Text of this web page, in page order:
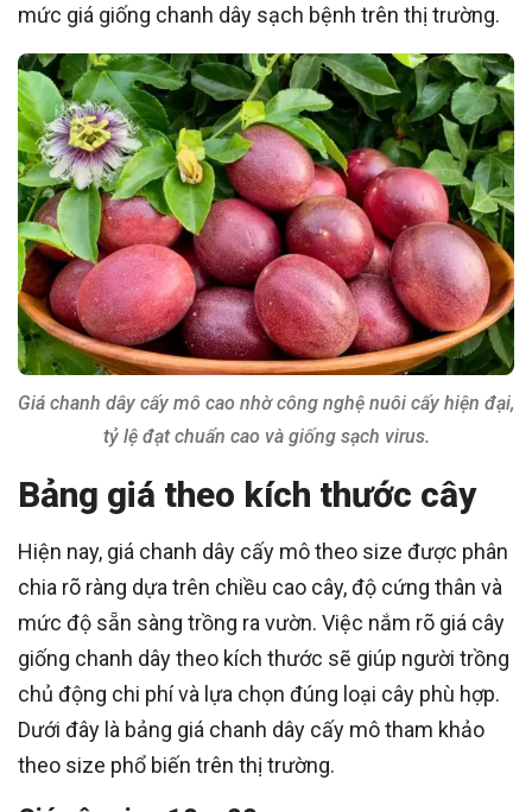
mức giá giống chanh dây sạch bệnh trên thị trường.
Giá chanh dây cấy mô cao nhờ công nghệ nuôi cấy hiện đại,
tỷ lệ đạt chuẩn cao và giống sạch virus.
Bảng giá theo kích thước cây
Hiện nay, giá chanh dây cấy mô theo size được phân
chia rõ ràng dựa trên chiều cao cây, độ cứng thân và
mức độ sẵn sàng trồng ra vườn. Việc nắm rõ giá cây
giống chanh dây theo kích thước sẽ giúp người trồng
chủ động chi phí và lựa chọn đúng loại cây phù hợp.
Dưới đây là bảng giá chanh dây cấy mô tham khảo
theo size phổ biến trên thị trường.